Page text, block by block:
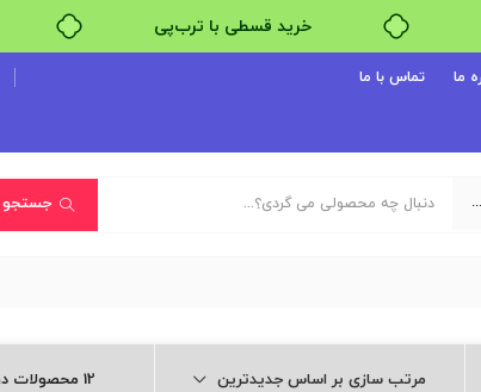
خرید قسطی با ترب‌پی
ما تماس با ما
یک دسته‌بندی انتخاب کنید جستجو
مرتب سازی بر اساس جدیدترین 12 محصولات در هر صفحه